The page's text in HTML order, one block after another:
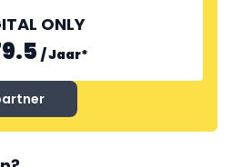
ONLY
/Jaar*